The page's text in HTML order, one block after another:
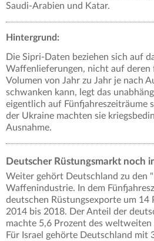
Saudi-Arabien und Katar.
Hintergrund:
Die Sipri-Daten beziehen sich auf
Waffenlieferungen, nicht auf deren
Volumen von Jahr zu Jahr je nach
schwanken kann, legt das
eigentlich auf Fünfjahreszeiträume
der Ukraine machten sie
Ausnahme.
Deutscher Rüstungsmarkt noch
Weiter gehört Deutschland zu den
Waffenindustrie. In dem
deutschen Rüstungsexporte um 14
2014 bis 2018. Der Anteil der
machte 5,6 Prozent des weltweiten
Für Israel gehörte Deutschland mit